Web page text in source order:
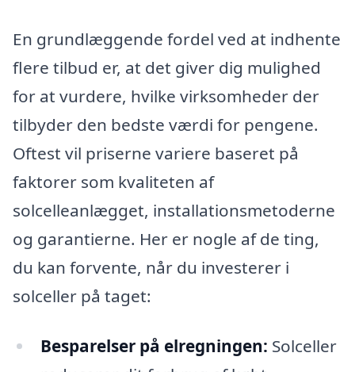
En grundlæggende fordel ved at indhente
flere tilbud er, at det giver dig mulighed
for at vurdere, hvilke virksomheder der
tilbyder den bedste værdi for pengene.
Oftest vil priserne variere baseret på
faktorer som kvaliteten af
solcelleanlægget, installationsmetoderne
og garantierne. Her er nogle af de ting,
du kan forvente, når du investerer i
solceller på taget:
Besparelser på elregningen: Solceller